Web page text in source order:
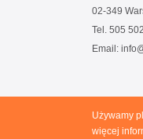
02-349
Tel. 505
Email:
Copyright ©
Używamy
więcej